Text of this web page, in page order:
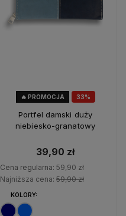
33%
🔥 PROMOCJA
Portfel damski duży
niebiesko-granatowy
39,90 zł
Cena regularna: 59,90 zł
Najniższa cena: 59,90 zł
KOLORY: